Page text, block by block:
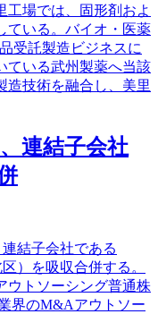
工場では、固形剤およ
ている。バイオ・医薬
受託製造ビジネスに
ている武州製薬へ当該
造技術を融合し、美里
連結子会社
結子会社である
）を吸収合併する。
ウトソーシング普通株
界のM&Aアウトソー